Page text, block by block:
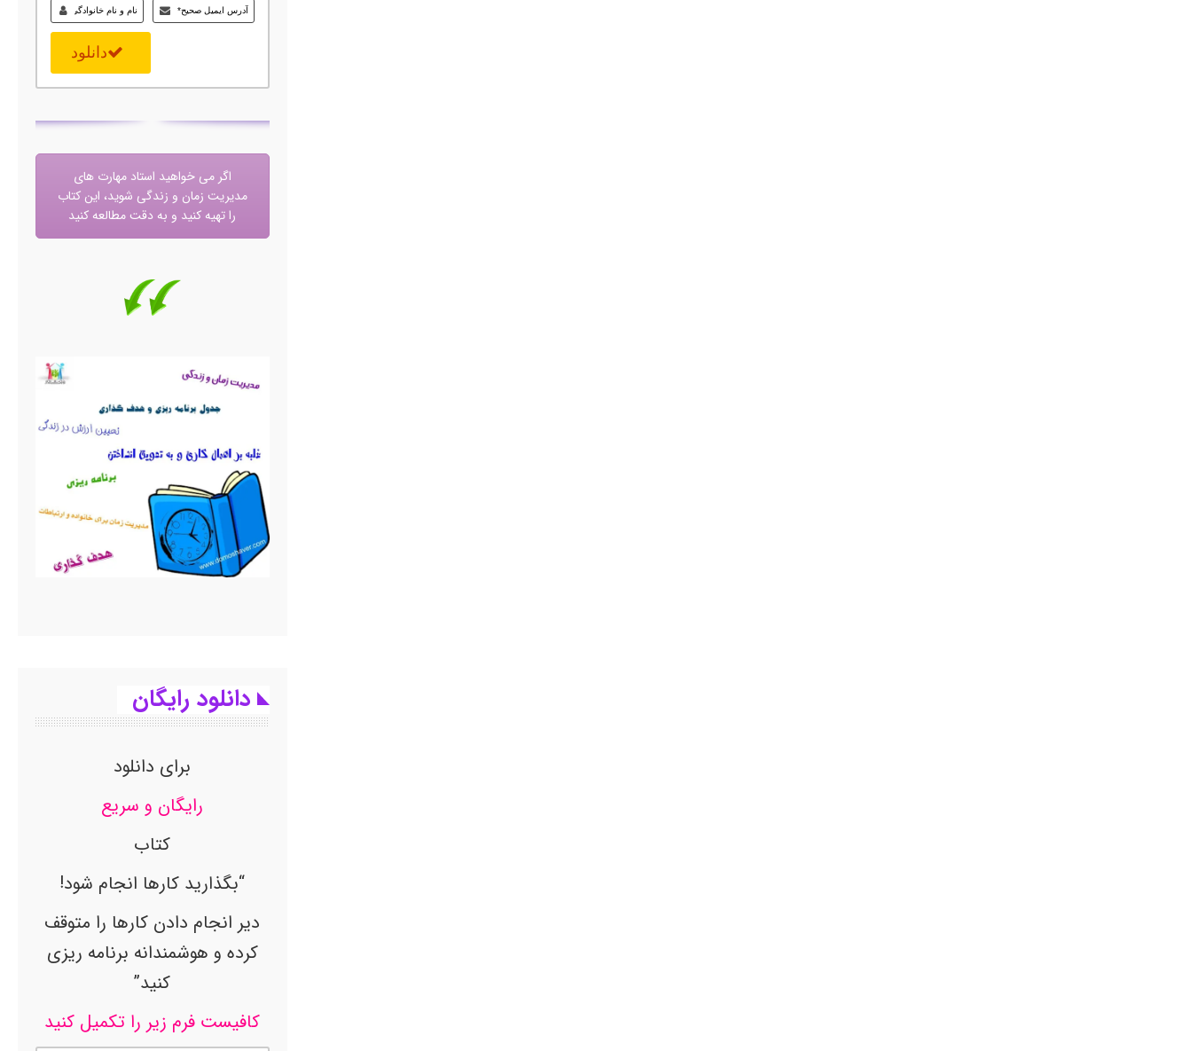
دانلود
اگر می خواهید استاد مهارت های
مدیریت زمان و زندگی شوید، این کتاب
را تهیه کنید و به دقت مطالعه کنید
دانلود رایگان
برای دانلود
رایگان و سریع
کتاب
“بگذارید کارها انجام شود!
دیر انجام دادن کارها را متوقف
کرده و هوشمندانه برنامه ریزی
کنید”
کافیست فرم زیر را تکمیل کنید